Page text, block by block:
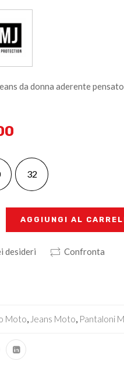
da donna aderente
32
AGGIUNGI AL
desideri Confronta
Moto Jeans Moto Pantaloni